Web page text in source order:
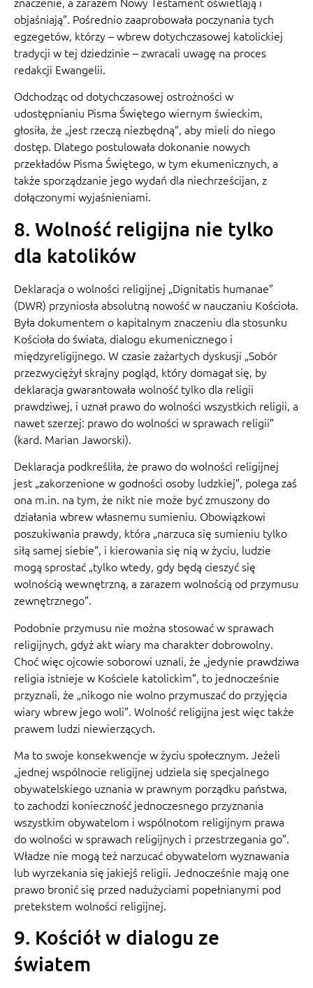
objaśniają”. Pośrednio zaaprobowała poczynania tych
egzegetów, którzy – wbrew dotychczasowej katolickiej
tradycji w tej dziedzinie – zwracali uwagę na proces
redakcji Ewangelii.
Odchodząc od dotychczasowej ostrożności w
udostępnianiu Pisma Świętego wiernym świeckim,
głosiła, że „jest rzeczą niezbędną”, aby mieli do niego
dostęp. Dlatego postulowała dokonanie nowych
przekładów Pisma Świętego, w tym ekumenicznych, a
także sporządzanie jego wydań dla niechrześcijan, z
dołączonymi wyjaśnieniami.
8. Wolność religijna nie tylko
dla katolików
Deklaracja o wolności religijnej „Dignitatis humanae”
(DWR) przyniosła absolutną nowość w nauczaniu Kościoła.
Była dokumentem o kapitalnym znaczeniu dla stosunku
Kościoła do świata, dialogu ekumenicznego i
międzyreligijnego. W czasie zażartych dyskusji „Sobór
przezwyciężył skrajny pogląd, który domagał się, by
deklaracja gwarantowała wolność tylko dla religii
prawdziwej, i uznał prawo do wolności wszystkich religii, a
nawet szerzej: prawo do wolności w sprawach religii”
(kard. Marian Jaworski).
Deklaracja podkreśliła, że prawo do wolności religijnej
jest „zakorzenione w godności osoby ludzkiej”, polega zaś
ona m.in. na tym, że nikt nie może być zmuszony do
działania wbrew własnemu sumieniu. Obowiązkowi
poszukiwania prawdy, która „narzuca się sumieniu tylko
siłą samej siebie”, i kierowania się nią w życiu, ludzie
mogą sprostać „tylko wtedy, gdy będą cieszyć się
wolnością wewnętrzną, a zarazem wolnością od przymusu
zewnętrznego”.
Podobnie przymusu nie można stosować w sprawach
religijnych, gdyż akt wiary ma charakter dobrowolny.
Choć więc ojcowie soborowi uznali, że „jedynie prawdziwa
religia istnieje w Kościele katolickim”, to jednocześnie
przyznali, że „nikogo nie wolno przymuszać do przyjęcia
wiary wbrew jego woli”. Wolność religijna jest więc także
prawem ludzi niewierzących.
Ma to swoje konsekwencje w życiu społecznym. Jeżeli
„jednej wspólnocie religijnej udziela się specjalnego
obywatelskiego uznania w prawnym porządku państwa,
to zachodzi konieczność jednoczesnego przyznania
wszystkim obywatelom i wspólnotom religijnym prawa
do wolności w sprawach religijnych i przestrzegania go”.
Władze nie mogą też narzucać obywatelom wyznawania
lub wyrzekania się jakiejś religii. Jednocześnie mają one
prawo bronić się przed nadużyciami popełnianymi pod
pretekstem wolności religijnej.
9. Kościół w dialogu ze
światem